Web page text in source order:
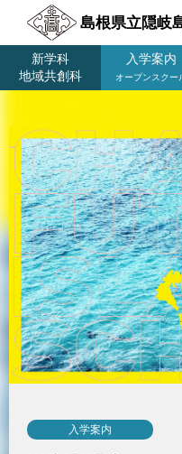
島根県立隠岐
新学科
地域共創科
入学案内
オープンスクー
入学案内